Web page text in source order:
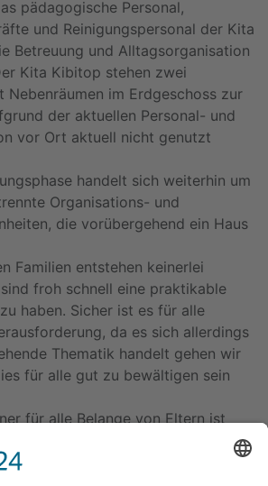
pädagogische Personal,
und Reinigungspersonal der Kita
Betreuung und Alltagsorganisation
Kita Kibitop stehen zwei
Nebenräumen im Erdgeschoss zur
der aktuellen Personal- und
vor Ort aktuell nicht genutzt
handelt sich weiterhin um
Organisations- und
die vorübergehend ein Haus
Familien entstehen keinerlei
froh schnell eine praktikable
haben. Sicher ist es für alle
da es sich allerdings
Thematik handelt gehen wir
für alle gut zu bewältigen sein
für alle Belange von Eltern ist
bzw. das päd. Personal der Kita